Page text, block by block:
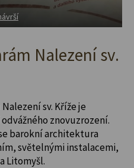
Nalezení sv.
sv. Kříže je
znovuzrození.
barokní architektura
světelnými instalacemi,
Litomyšl.